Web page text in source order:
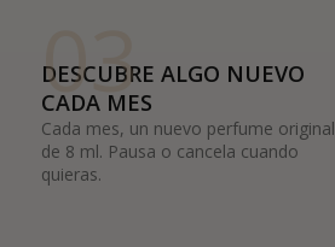
03
DESCUBRE ALGO NUEVO
CADA MES
Cada mes, un nuevo perfume original
de 8 ml. Pausa o cancela cuando
quieras.